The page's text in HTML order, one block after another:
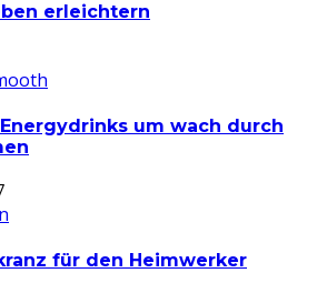
erleichtern
um wach durch
für den Heimwerker